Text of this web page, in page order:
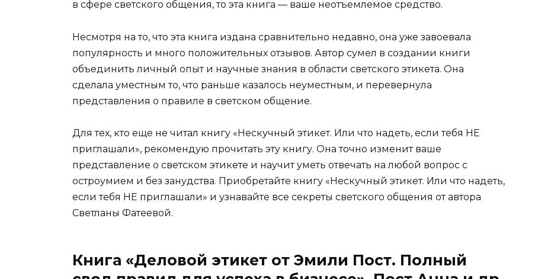
в сфере светского общения, то эта книга — ваше неотъемлемое средство.
Несмотря на то, что эта книга издана сравнительно недавно, она уже завоевала
популярность и много положительных отзывов. Автор сумел в создании книги
объединить личный опыт и научные знания в области светского этикета. Она
сделала уместным то, что раньше казалось неуместным, и перевернула
представления о правиле в светском общение.
Для тех, кто еще не читал книгу «Нескучный этикет. Или что надеть, если тебя НЕ
приглашали», рекомендую прочитать эту книгу. Она точно изменит ваше
представление о светском этикете и научит уметь отвечать на любой вопрос с
остроумием и без занудства. Приобретайте книгу «Нескучный этикет. Или что надеть,
если тебя НЕ приглашали» и узнавайте все секреты светского общения от автора
Светланы Фатеевой.
Книга «Деловой этикет от Эмили Пост. Полный